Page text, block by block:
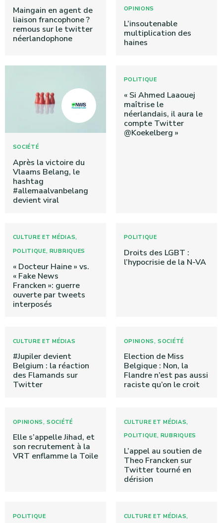
Maingain en agent de
liaison francophone ?
remous sur le twitter
néerlandophone
OPINIONS
L’insoutenable
multiplication des
haines
SOCIÉTÉ
Après la victoire du
Vlaams Belang, le
hashtag
#allemaalvanbelang
devient viral
POLITIQUE
« Si Ahmed Laaouej
maîtrise le
néerlandais, il aura le
compte Twitter
@Koekelberg »
CULTURE ET MÉDIAS,
POLITIQUE, RUBRIQUES
« Docteur Haine » vs.
« Fake News
Francken »: guerre
ouverte par tweets
interposés
POLITIQUE
Droits des LGBT :
l’hypocrisie de la N-VA
CULTURE ET MÉDIAS
#Jupiler devient
Belgium : la réaction
des Flamands sur
Twitter
OPINIONS,SOCIÉTÉ
Election de Miss
Belgique : Non, la
Flandre n’est pas aussi
raciste qu’on le croit
OPINIONS,SOCIÉTÉ
Elle s’appelle Jihad, et
son recrutement à la
VRT enflamme la Toile
CULTURE ET MÉDIAS,
POLITIQUE, RUBRIQUES
L’appel au soutien de
Theo Francken sur
Twitter tourné en
dérision
POLITIQUE CULTURE ET MÉDIAS,